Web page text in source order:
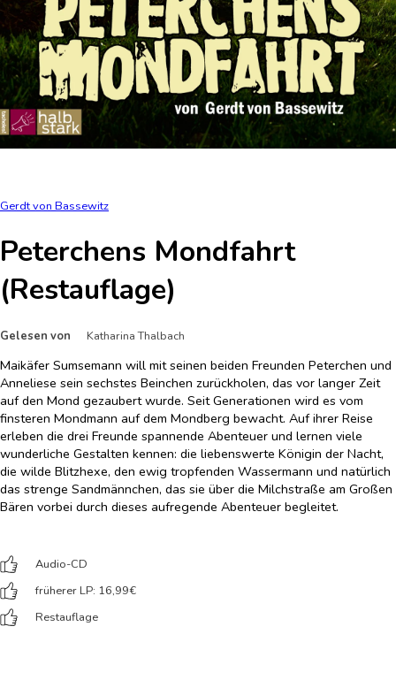
Gerdt von Bassewitz
Peterchens Mondfahrt
(Restauflage)
Gelesen von Katharina Thalbach
Maikäfer Sumsemann will mit seinen beiden Freunden Peterchen und
Anneliese sein sechstes Beinchen zurückholen, das vor langer Zeit
auf den Mond gezaubert wurde. Seit Generationen wird es vom
finsteren Mondmann auf dem Mondberg bewacht. Auf ihrer Reise
erleben die drei Freunde spannende Abenteuer und lernen viele
wunderliche Gestalten kennen: die liebenswerte Königin der Nacht,
die wilde Blitzhexe, den ewig tropfenden Wassermann und natürlich
das strenge Sandmännchen, das sie über die Milchstraße am Großen
Bären vorbei durch dieses aufregende Abenteuer begleitet.
Audio-CD
früherer LP: 16,99€
Restauflage